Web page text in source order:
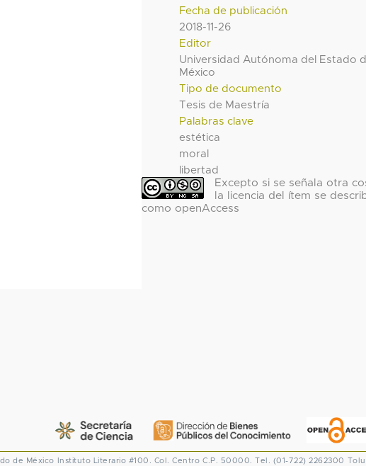
Fecha de publicación
2018-11-26
Editor
Universidad Autónoma del Estado
México
Tipo de documento
Tesis de Maestría
Palabras clave
estética
moral
libertad
Excepto si se señala otra
la licencia del ítem se
como openAccess
de México Instituto Literario #100. Col. Centro C.P. 50000. Tel. (01-722) 2262300